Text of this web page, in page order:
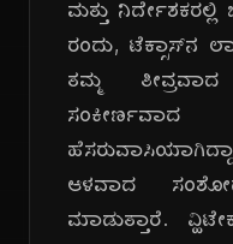
ಮತ್ತು ನಿರ್ದೇಶಕರಲ್ಲಿ
ರಂದು, ಟೆಕ್ಸಾಸ್‌ನ
ತಮ್ಮ
ಆಳವಾದ
ಮಾಡುತ್ತಾರೆ.